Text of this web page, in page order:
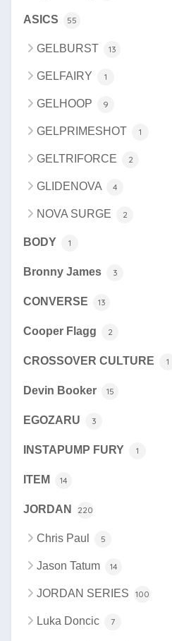
ASICS 55
GELBURST 13
GELFAIRY 1
GELHOOP 9
GELPRIMESHOT 1
GELTRIFORCE 2
GLIDENOVA 4
NOVA SURGE 2
BODY 1
Bronny James 3
CONVERSE 13
Cooper Flagg 2
CROSSOVER CULTURE 1
Devin Booker 15
EGOZARU 3
INSTAPUMP FURY 1
ITEM 14
JORDAN 220
Chris Paul 5
Jason Tatum 14
JORDAN SERIES 100
Luka Doncic 7